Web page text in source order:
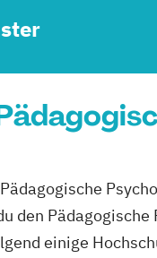
den
einige